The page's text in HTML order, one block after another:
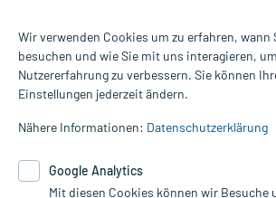
Bewertungen mit durchschnittlich 4,8 von 5
Alle Preise gelten inkl. MwSt., ggf. zzgl.
Informationen auf dieser Website werden
die Untersuchung und Behandlung durch
Therapien eingeleitet werden können. | Diese
Google Analytics. Lesen Sie bitte dazu die
Wir verwenden Cookies um zu erfahren, wann
besuchen und wie Sie mit uns interagieren,
Nutzererfahrung zu verbessern. Sie können
Einstellungen jederzeit ändern.
Nähere Informationen: Datenschutzerklärung
Google Analytics
Mit diesen Cookies können wir Besuche